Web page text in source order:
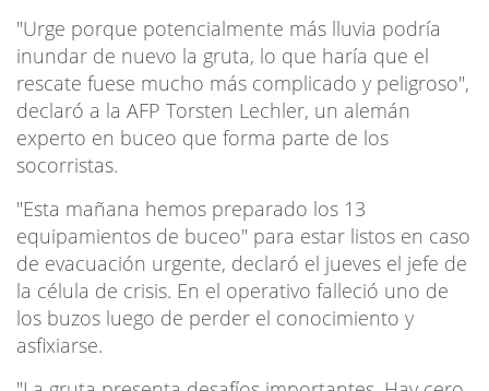
"Urge porque potencialmente más lluvia podría
inundar de nuevo la gruta, lo que haría que el
rescate fuese mucho más complicado y peligroso",
declaró a la AFP Torsten Lechler, un alemán
experto en buceo que forma parte de los
socorristas.
"Esta mañana hemos preparado los 13
equipamientos de buceo" para estar listos en caso
de evacuación urgente, declaró el jueves el jefe de
la célula de crisis. En el operativo falleció uno de
los buzos luego de perder el conocimiento y
asfixiarse.